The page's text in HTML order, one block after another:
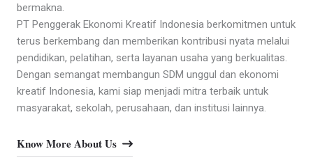
bermakna.
PT Penggerak Ekonomi Kreatif Indonesia berkomitmen untuk
terus berkembang dan memberikan kontribusi nyata melalui
pendidikan, pelatihan, serta layanan usaha yang berkualitas.
Dengan semangat membangun SDM unggul dan ekonomi
kreatif Indonesia, kami siap menjadi mitra terbaik untuk
masyarakat, sekolah, perusahaan, dan institusi lainnya.
Know More About Us